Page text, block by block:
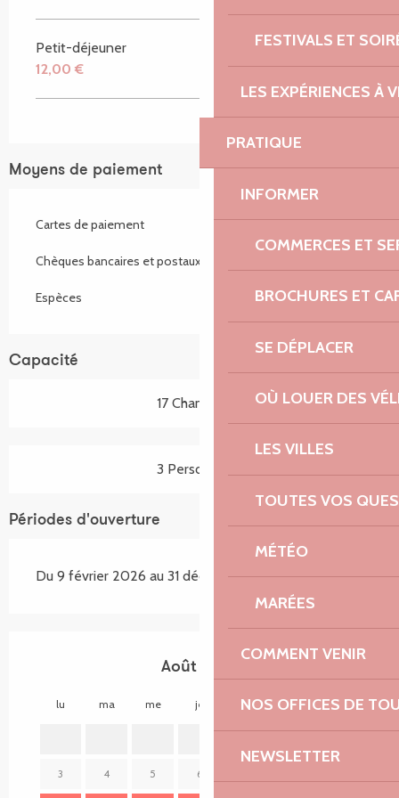
FESTIVALS ET
LES EXPÉRIENCES À
PRATIQUE
INFORMER
COMMERCES ET
BROCHURES ET
SE DÉPLACER
OÙ LOUER DES
LES VILLES
TOUTES VOS
MÉTÉO
MARÉES
COMMENT VENIR
NOS OFFICES DE
NEWSLETTER
Petit-déjeuner
12,00 €
Moyens de paiement
Cartes de paiement
Chèques bancaires et postaux
Espèces
Capacité
17 Chambre(s)
3 Personne(s)
Périodes d'ouverture
Du 9 février 2026 au 31 décembre 2026
Août 2026
lu ma me je ve sa di
3 4 5 6
lu